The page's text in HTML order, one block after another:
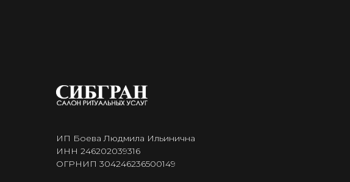
ИП Боева Людмила Ильинична
ИНН 246202039316
ОГРНИП 304246236500149